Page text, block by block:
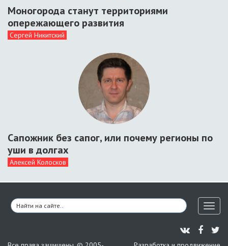
Моногорода станут территориями
опережающего развития
Сергей Никитский
Сапожник без сапог, или почему регионы по
уши в долгах
Алексей Колосков